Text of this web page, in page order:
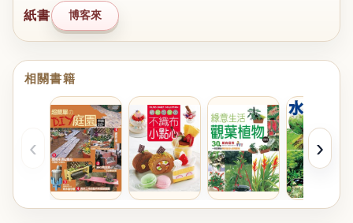
紙書 博客來
相關書籍
‹ ›